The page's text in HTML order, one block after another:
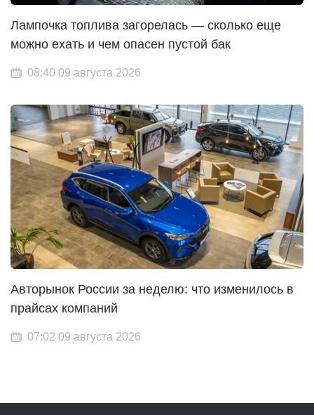
Лампочка топлива загорелась — сколько еще
можно ехать и чем опасен пустой бак
08:40 09 августа 2026
Авторынок России за неделю: что изменилось в
прайсах компаний
07:02 09 августа 2026